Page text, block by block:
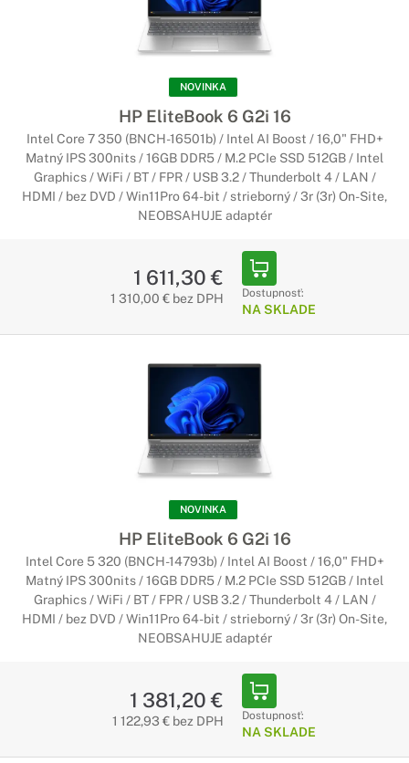
NOVINKA
HP EliteBook 6 G2i 16
Intel Core 7 350 (BNCH-16501b) / Intel AI Boost / 16,0" FHD+
Matný IPS 300nits / 16GB DDR5 / M.2 PCIe SSD 512GB / Intel
Graphics / WiFi / BT / FPR / USB 3.2 / Thunderbolt 4 / LAN /
HDMI / bez DVD / Win11Pro 64-bit / strieborný / 3r (3r) On-Site,
NEOBSAHUJE adaptér
1 611,30 €
1 310,00 € bez DPH Dostupnosť:
NA SKLADE
NOVINKA
HP EliteBook 6 G2i 16
Intel Core 5 320 (BNCH-14793b) / Intel AI Boost / 16,0" FHD+
Matný IPS 300nits / 16GB DDR5 / M.2 PCIe SSD 512GB / Intel
Graphics / WiFi / BT / FPR / USB 3.2 / Thunderbolt 4 / LAN /
HDMI / bez DVD / Win11Pro 64-bit / strieborný / 3r (3r) On-Site,
NEOBSAHUJE adaptér
1 381,20 €
1 122,93 € bez DPH Dostupnosť:
NA SKLADE